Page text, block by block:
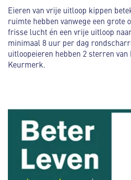
Er wordt dagelijks graan
afleidingsmateriaal, zodat de
De stal is ingestrooid met vers
zodat de kippen kunnen scharrelen
nemen.
Eieren van vrije uitloop kippen
ruimte hebben vanwege een grote
frisse lucht én een vrije uitloop
minimaal 8 uur per dag
uitloopeieren hebben 2 sterren van
Keurmerk.